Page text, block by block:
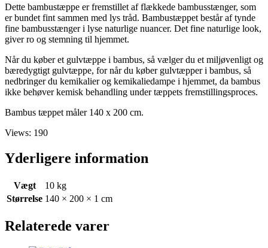
Dette bambustæppe er fremstillet af flækkede bambusstænger, som
er bundet fint sammen med lys tråd. Bambustæppet består af tynde
fine bambusstænger i lyse naturlige nuancer. Det fine naturlige look,
giver ro og stemning til hjemmet.
Når du køber et gulvtæppe i bambus, så vælger du et miljøvenligt og
bæredygtigt gulvtæppe, for når du køber gulvtæpper i bambus, så
nedbringer du kemikalier og kemikaliedampe i hjemmet, da bambus
ikke behøver kemisk behandling under tæppets fremstillingsproces.
Bambus tæppet måler 140 x 200 cm.
Views: 190
Yderligere information
Vægt
10 kg
Størrelse 140 × 200 × 1 cm
Relaterede varer